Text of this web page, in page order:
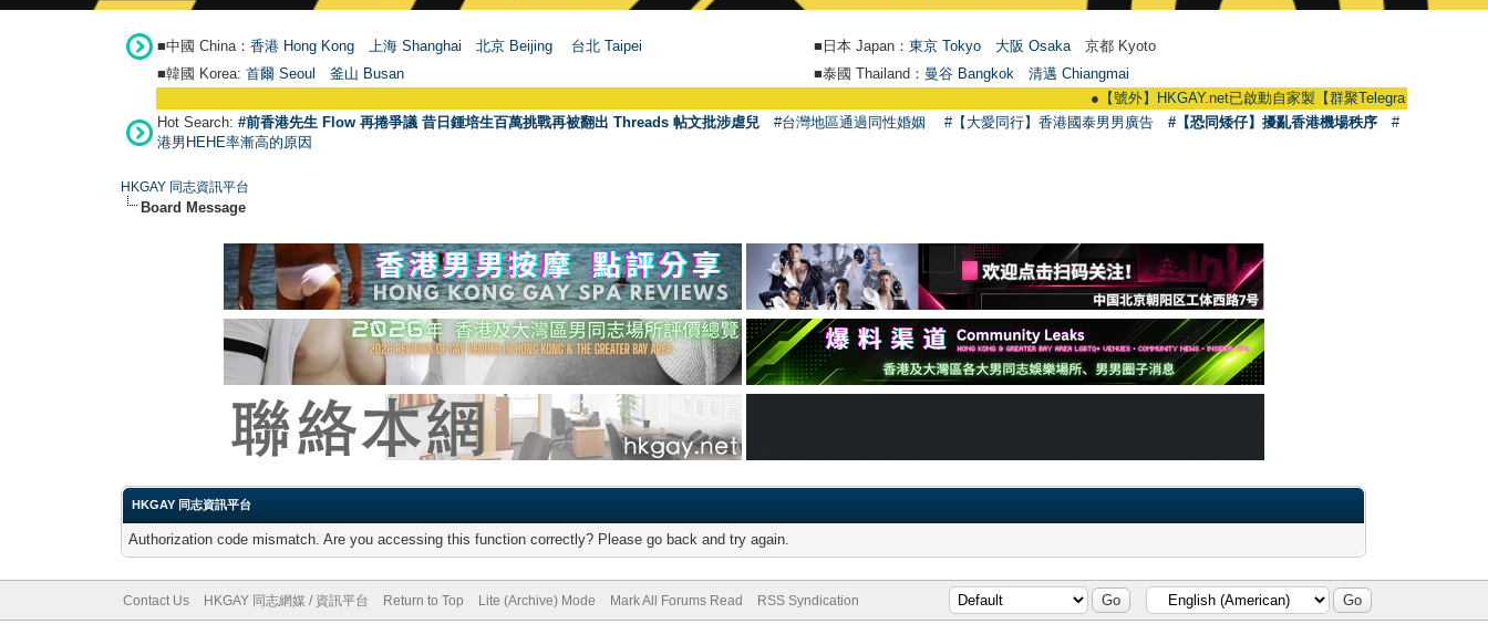
■中國 China： 香港 Hong Kong 上海 Shanghai 北京 Beijing 台北 Taipei ■日本 Japan： 東京 Tokyo 大阪 Osaka 京都 Kyoto
■韓國 Korea: 首爾 Seou 釜山 Busan ■泰國 Thailand： 曼谷 Bangkok
清邁 Chiangmai
【號外】HKGAY.net已啟動自家製【群聚Telegram群組】
Hot Search: #前香港先生 Flow 再捲爭議 昔日鍾培生百萬挑戰再被翻出 Threads 帖文批涉虐兒 #台灣地區通過同性婚姻 #【大愛同行】香港國泰男男廣告 #【恐同矮仔】擾亂香港機場秩序
#
港男HEHE率漸高的原因
HKGAY 同志資訊平台
Board Message
HKGAY 同志資訊平台
Authorization code mismatch. Are you accessing this function correctly? Please go back and try again.
Contact Us HKGAY 同志網媒 / 資訊平台 Return to Top Lite (Archive) Mode Mark All Forums Read RSS Syndication